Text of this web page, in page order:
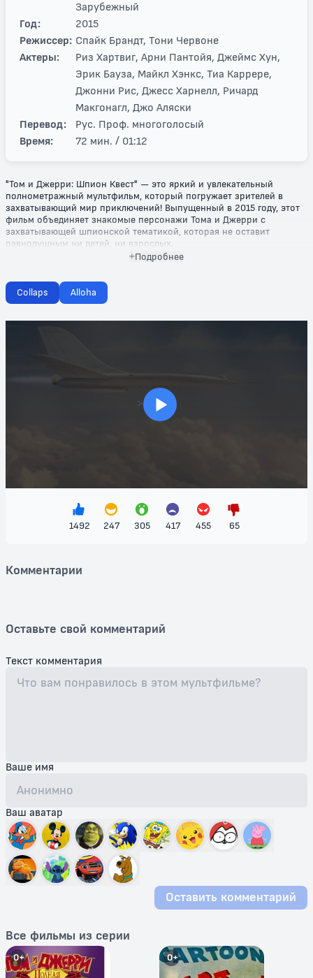
Зарубежный
Год:
2015
Режиссер: Спайк Брандт, Тони Червоне
Актеры:
Риз Хартвиг, Арни Пантойя, Джеймс Хун,
Эрик Бауза, Майкл Хэнкс, Тиа Каррере,
Джонни Рис, Джесс Харнелл, Ричард
Макгонагл, Джо Аляски
Перевод:
Рус. Проф. многоголосый
Время:
72 мин. / 01:12
"Том и Джерри: Шпион Квест" — это яркий и увлекательный
полнометражный мультфильм, который погружает зрителей в
захватывающий мир приключений! Выпущенный в 2015 году, этот
фильм объединяет знакомые персонажи Тома и Джерри с
захватывающей шпионской тематикой, которая не оставит
равнодушным ни детей, ни взрослых.
мышонок Джерри, которые на этот раз становятся шпионами! Их
ожидают невероятные приключения, когда они оказываются
втянутыми в невероятную игру шпионов, полную комичных
"Фильм: Том и Джерри: Шпион Квест" — это не просто
развлечение, это увлекательное путешествие, которое учит
дружбе, смелости и важности взаимопомощи. Красочная анимация
и динамичные сцены заставляют сердце биться быстрее, а юмор
делает фильм идеальным для семейного просмотра. Не упустите
Подробнее
Collaps Alloha
>
1492 247 305 417 455 65
Комментарии
Оставьте свой комментарий
Текст комментария
Ваше имя
Ваш аватар
Оставить комментарий
Все фильмы из серии
0+ 0+